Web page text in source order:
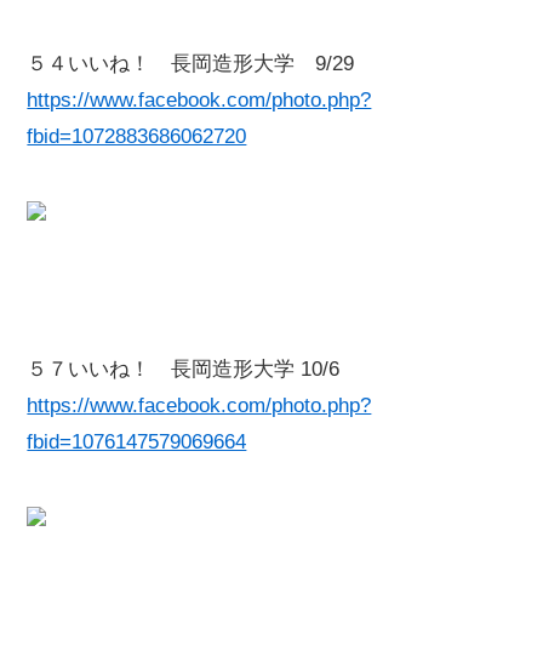
５４いいね！ 長岡造形大学 9/29
https://www.facebook.com/photo.php?
fbid=1072883686062720
５７いいね！ 長岡造形大学 10/6
https://www.facebook.com/photo.php?
fbid=1076147579069664